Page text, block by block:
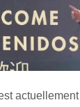
actuellement